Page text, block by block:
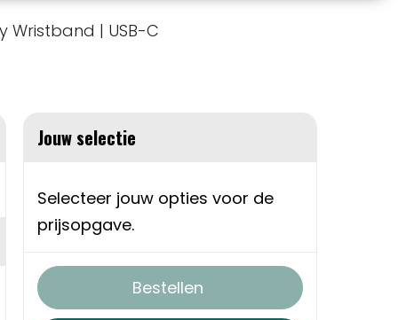
| USB-C
Jouw selectie
Selecteer jouw opties voor de
prijsopgave.
Bestellen